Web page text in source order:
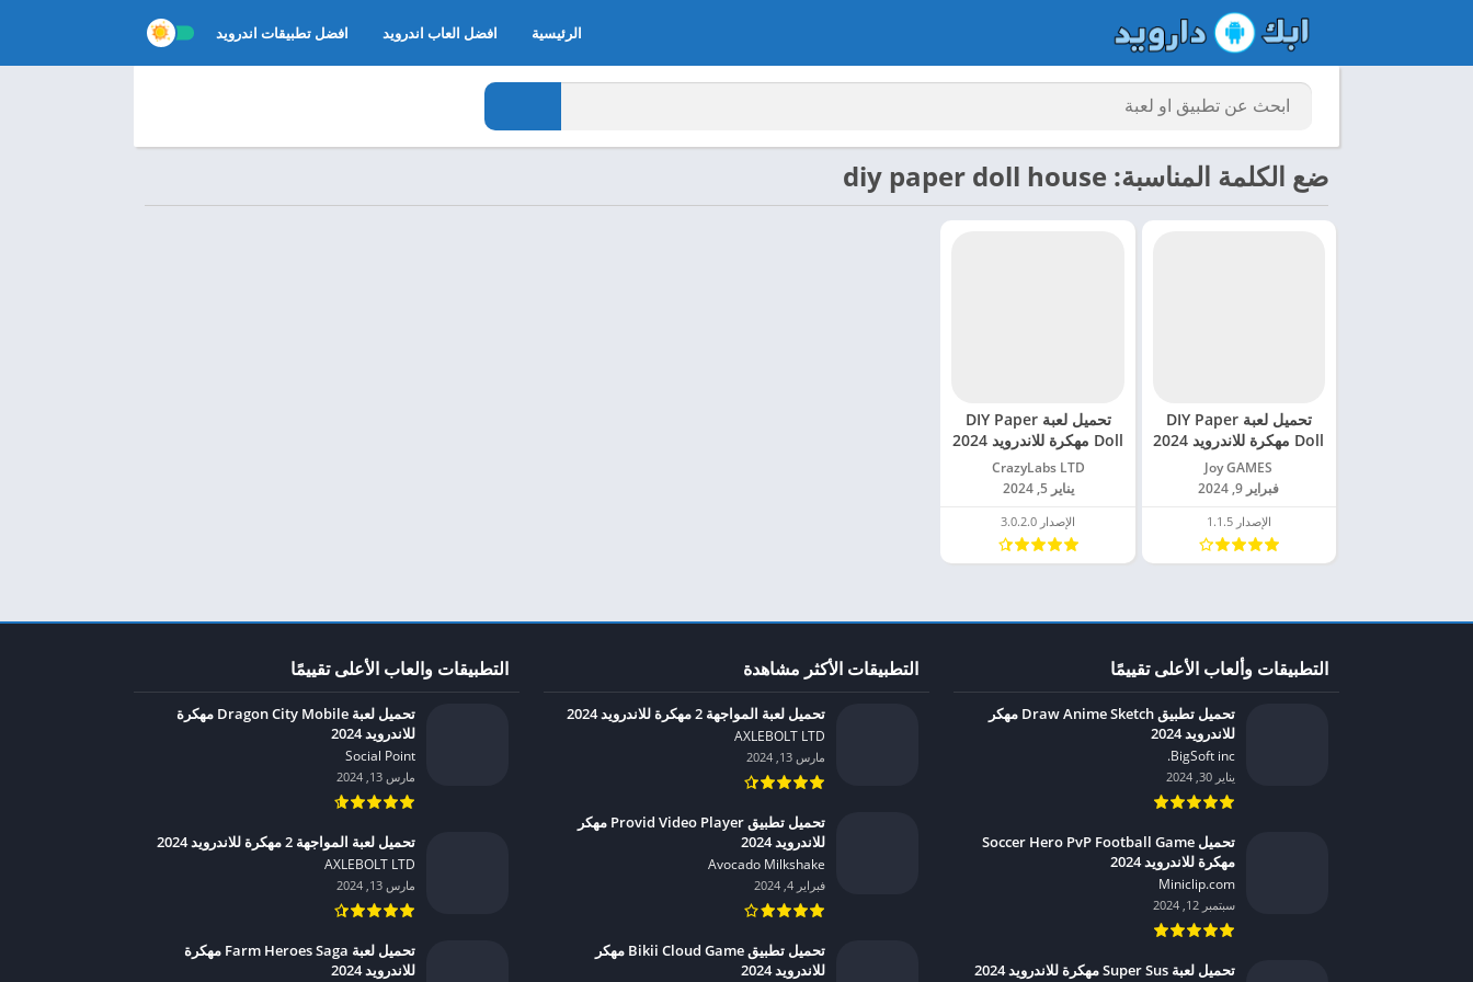
الرئيسية افضل العاب اندرويد افضل تطبيقات اندرويد
ضع الكلمة المناسبة: diy paper doll house
تحميل لعبة DIY Paper
Doll مهكرة للاندرويد 2024
Joy GAMES‏
فبراير 9, 2024
الإصدار 1.1.5
تحميل لعبة DIY Paper
Doll مهكرة للاندرويد 2024
CrazyLabs LTD‏
يناير 5, 2024
الإصدار 3.0.2.0
التطبيقات والعاب الأعلى تقييمًا
تحميل لعبة Dragon City Mobile مهكرة
للاندرويد 2024
Social Point‏
مارس 13, 2024
تحميل لعبة المواجهة 2 مهكرة للاندرويد 2024
AXLEBOLT LTD‏
مارس 13, 2024
تحميل لعبة Farm Heroes Saga مهكرة
للاندرويد 2024
التطبيقات الأكثر مشاهدة
تحميل لعبة المواجهة 2 مهكرة للاندرويد 2024
AXLEBOLT LTD‏
مارس 13, 2024
تحميل تطبيق Provid Video Player مهكر
للاندرويد 2024
Avocado Milkshake‏
فبراير 4, 2024
تحميل تطبيق Bikii Cloud Game مهكر
للاندرويد 2024
التطبيقات وألعاب الأعلى تقييمًا
تحميل تطبيق Draw Anime Sketch مهكر
للاندرويد 2024
BigSoft inc.‏
يناير 30, 2024
تحميل Soccer Hero PvP Football Game
مهكرة للاندرويد 2024
Miniclip.com‏
سبتمبر 12, 2024
تحميل لعبة Super Sus مهكرة للاندرويد 2024